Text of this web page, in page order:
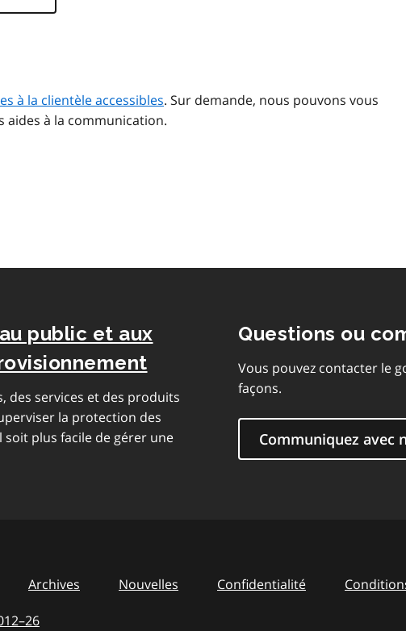
à la clientèle accessibles. Sur demande, nous pouvons vous
aides à la communication.
public et aux
des services et des produits
la protection des
plus facile de gérer une
Questions ou
Vous pouvez contacter le
façons.
Communiquez avec
Archives Nouvelles Confidentialité
–to
26